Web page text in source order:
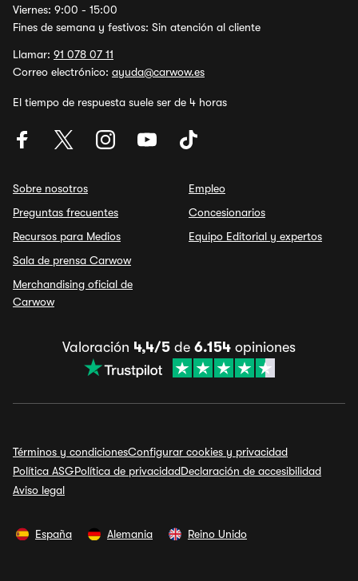
Viernes: 9:00 - 15:00
Fines de semana y festivos: Sin atención al cliente
Llamar: 91 078 07 11
Correo electrónico: ayuda@carwow.es
El tiempo de respuesta suele ser de 4 horas
Sobre nosotros
Preguntas frecuentes
Recursos para Medios
Sala de prensa Carwow
Merchandising oficial de
Carwow
Empleo
Concesionarios
Equipo Editorial y expertos
Valoración 4,4/5 de 6.154 opiniones
Términos y condicionesConfigurar cookies y privacidad
Política ASGPolítica de privacidadDeclaración de accesibilidad
Aviso legal
España Alemania Reino Unido